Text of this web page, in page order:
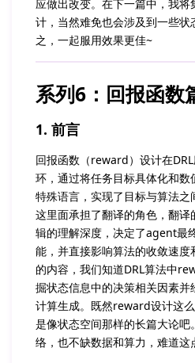
应做出改变。在下一篇中，我
计，当然难免也会涉及到一些状
之，一起服用效果更佳~
系列6：回报函数
1. 前言
回报函数（reward）设计在
环，通过将任务目标具体化和
特殊语言，实现了目标与算法
这里面承担了翻译的角色，翻
辑的理解深度，决定了agent最
能，并直接影响算法的收敛速
的内容，我们知道DRL算法中
掘状态信息中的决策相关因素
计算生成。既然reward设计这
是像状态空间那样的长篇大论
络，也不缺数据和算力，难道这